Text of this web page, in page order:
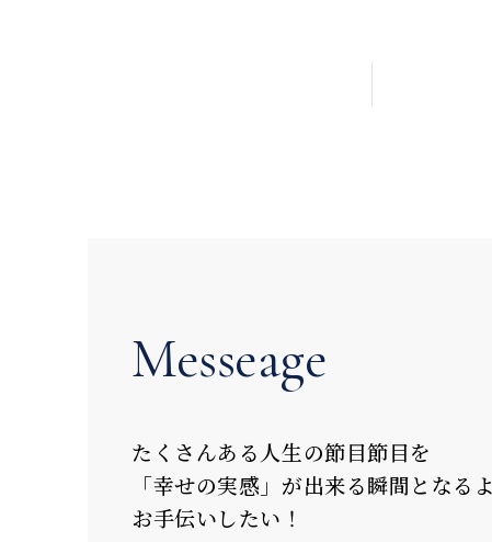
Messeage
た く さんあ る 人生の節目節目を
「幸せの実感 」 が出来る瞬間と なる よ
お手伝いしたい ！